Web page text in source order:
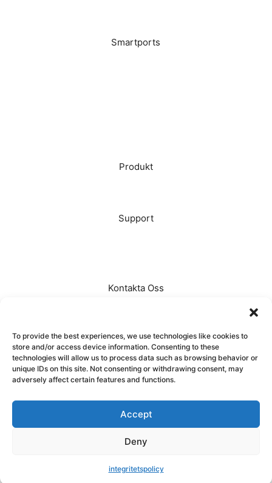
To provide the best experiences, we use technologies like cookies to
store and/or access device information. Consenting to these
technologies will allow us to process data such as browsing behavior or
unique IDs on this site. Not consenting or withdrawing consent, may
adversely affect certain features and functions.
Accept
Deny
integritetspolicy
Smartports
Produkt
Support
Kontakta Oss
org: 559444-2674
Integritetspolicy|Användarvillkor